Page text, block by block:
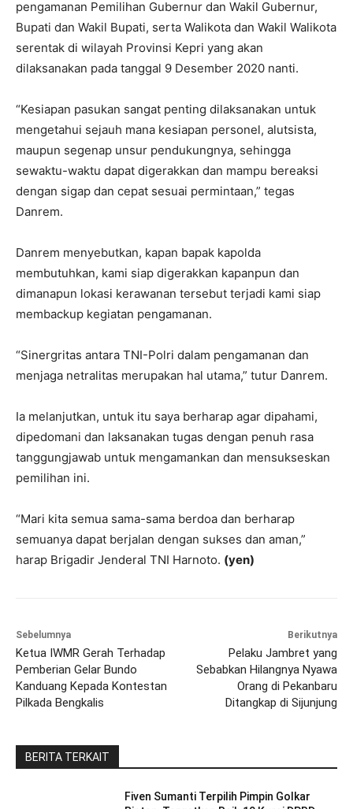
pengamanan Pemilihan Gubernur dan Wakil Gubernur,
Bupati dan Wakil Bupati, serta Walikota dan Wakil Walikota
serentak di wilayah Provinsi Kepri yang akan
dilaksanakan pada tanggal 9 Desember 2020 nanti.
“Kesiapan pasukan sangat penting dilaksanakan untuk
mengetahui sejauh mana kesiapan personel, alutsista,
maupun segenap unsur pendukungnya, sehingga
sewaktu-waktu dapat digerakkan dan mampu bereaksi
dengan sigap dan cepat sesuai permintaan,” tegas
Danrem.
Danrem menyebutkan, kapan bapak kapolda
membutuhkan, kami siap digerakkan kapanpun dan
dimanapun lokasi kerawanan tersebut terjadi kami siap
membackup kegiatan pengamanan.
“Sinergritas antara TNI-Polri dalam pengamanan dan
menjaga netralitas merupakan hal utama,” tutur Danrem.
Ia melanjutkan, untuk itu saya berharap agar dipahami,
dipedomani dan laksanakan tugas dengan penuh rasa
tanggungjawab untuk mengamankan dan mensukseskan
pemilihan ini.
“Mari kita semua sama-sama berdoa dan berharap
semuanya dapat berjalan dengan sukses dan aman,”
harap Brigadir Jenderal TNI Harnoto. (yen)
Sebelumnya
Ketua IWMR Gerah Terhadap
Pemberian Gelar Bundo
Kanduang Kepada Kontestan
Pilkada Bengkalis
Berikutnya
Pelaku Jambret yang
Sebabkan Hilangnya Nyawa
Orang di Pekanbaru
Ditangkap di Sijunjung
BERITA TERKAIT
Fiven Sumanti Terpilih Pimpin Golkar